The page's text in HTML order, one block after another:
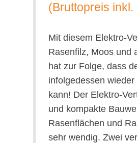
(Bruttopreis inkl.
Mit diesem Elektro-
Rasenfilz, Moos und
hat zur Folge, dass
infolgedessen
kann! Der Elektro-
und kompakte
Rasenflächen und
sehr wendig. Zwei